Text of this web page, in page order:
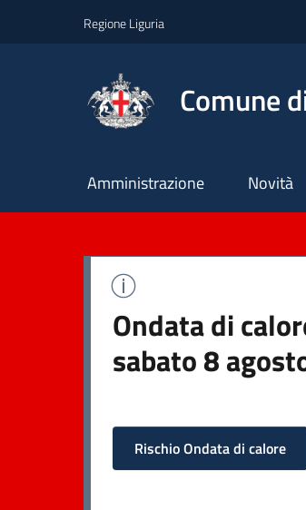
Regione Liguria
Comune
Principale
Amministrazione Novità
Ondata di
sabato 8
Rischio Ondata di calore